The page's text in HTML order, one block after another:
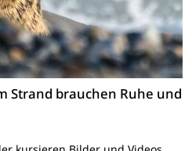
Strand brauchen Ruhe und